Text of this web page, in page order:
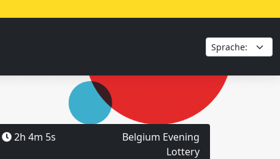
2h 4m 5s
Belgium Evening
Lottery